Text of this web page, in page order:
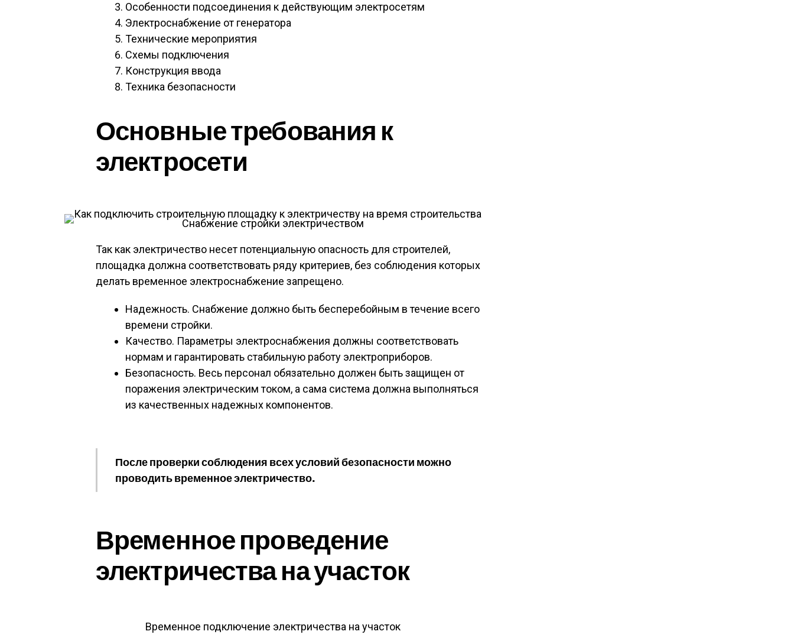
Особенности подсоединения к действующим электросетям
Электроснабжение от генератора
Технические мероприятия
Схемы подключения
Конструкция ввода
Техника безопасности
Основные требования к
электросети
Снабжение стройки электричеством
Так как электричество несет потенциальную опасность для строителей,
площадка должна соответствовать ряду критериев, без соблюдения которых
делать временное электроснабжение запрещено.
Надежность. Снабжение должно быть бесперебойным в течение всего
времени стройки.
Качество. Параметры электроснабжения должны соответствовать
нормам и гарантировать стабильную работу электроприборов.
Безопасность. Весь персонал обязательно должен быть защищен от
поражения электрическим током, а сама система должна выполняться
из качественных надежных компонентов.
После проверки соблюдения всех условий безопасности можно
проводить временное электричество.
Временное проведение
электричества на участок
Временное подключение электричества на участок